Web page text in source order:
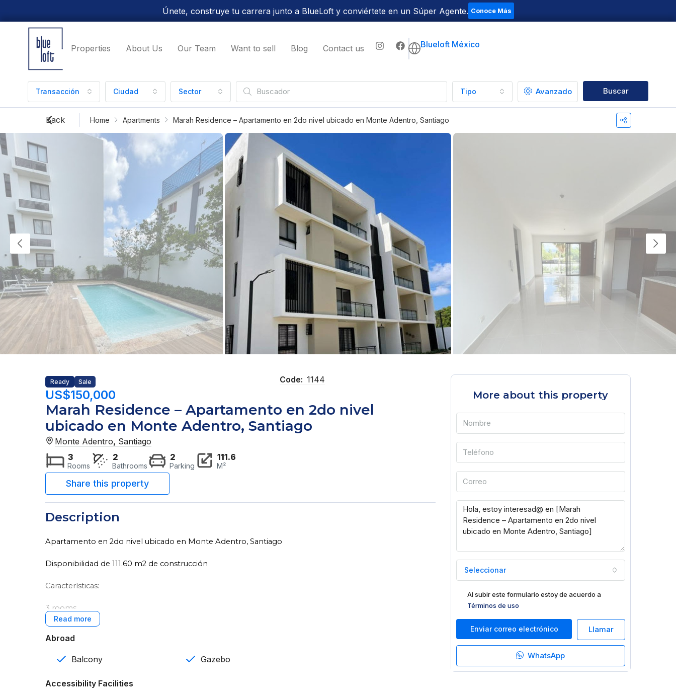
Únete, construye tu carrera junto a BlueLoft y conviértete en un Súper Agente. Conoce Más
Properties About Us Our Team Want to sell Blog Contact us Blueloft México
Transacción Ciudad Sector Tipo Avanzado Buscar
Back Home Apartments Marah Residence – Apartamento en 2do nivel ubicado en Monte Adentro, Santiago
Ready Sale Code: 1144
US$150,000
Marah Residence – Apartamento en 2do nivel
ubicado en Monte Adentro, Santiago
Monte Adentro, Santiago
3
Rooms
2
Bathrooms
2
Parking
111.6
M²
Description
Apartamento en 2do nivel ubicado en Monte Adentro, Santiago
Disponibilidad de 111.60 m2 de construcción
Características:
3 rooms
Abroad
Balcony Gazebo
Accessibility Facilities
More about this property
Seleccionar
Al subir este formulario estoy de acuerdo a
Términos de uso
Enviar correo electrónico Llamar
WhatsApp